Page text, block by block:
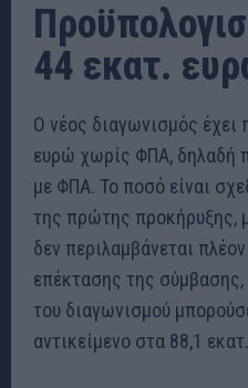
44 εκατ.
Ο νέος διαγωνισμός έχει
ευρώ χωρίς ΦΠΑ, δηλαδή
με ΦΠΑ. Το ποσό είναι
της πρώτης προκήρυξης,
δεν περιλαμβάνεται
επέκτασης της
του διαγωνισμού
αντικείμενο στα 88,1